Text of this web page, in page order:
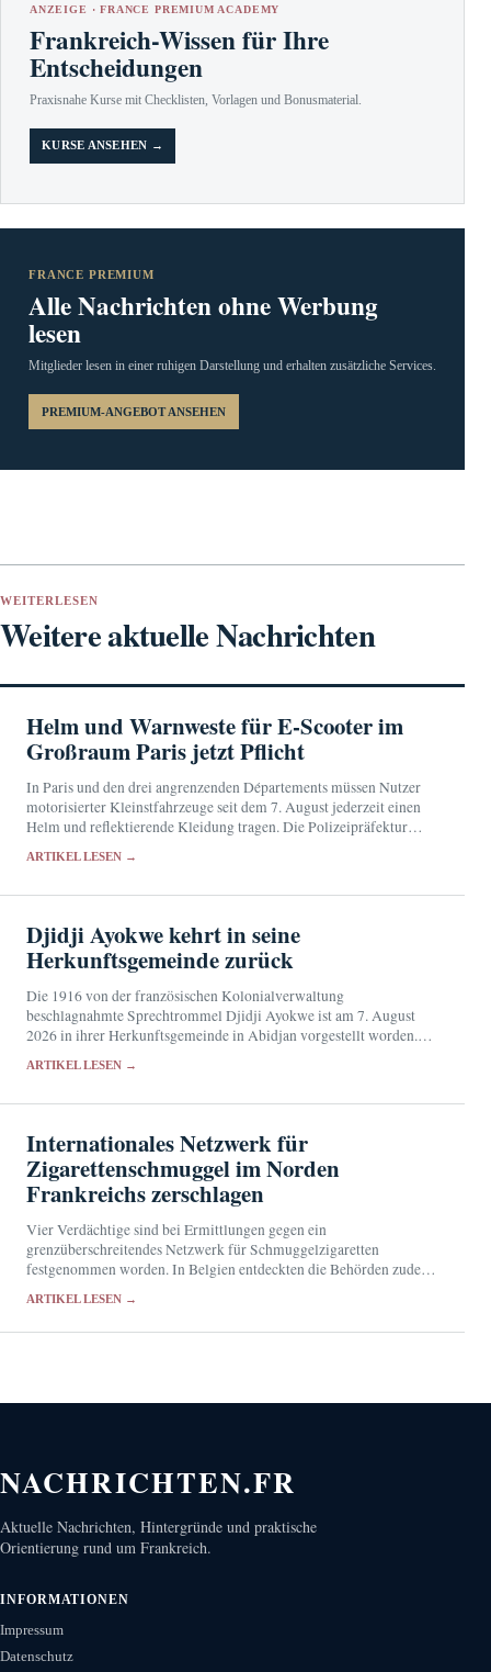
ANZEIGE · FRANCE PREMIUM ACADEMY
Frankreich-Wissen für Ihre
Entscheidungen
Praxisnahe Kurse mit Checklisten, Vorlagen und Bonusmaterial.
KURSE ANSEHEN →
FRANCE PREMIUM
Alle Nachrichten ohne Werbung
lesen
Mitglieder lesen in einer ruhigen Darstellung und erhalten zusätzliche Services.
PREMIUM-ANGEBOT ANSEHEN
WEITERLESEN
Weitere aktuelle Nachrichten
Helm und Warnweste für E-Scooter im
Großraum Paris jetzt Pflicht
In Paris und den drei angrenzenden Départements müssen Nutzer
motorisierter Kleinstfahrzeuge seit dem 7. August jederzeit einen
Helm und reflektierende Kleidung tragen. Die Polizeipräfektur
ARTIKEL LESEN →
Djidji Ayokwe kehrt in seine
Herkunftsgemeinde zurück
Die 1916 von der französischen Kolonialverwaltung
beschlagnahmte Sprechtrommel Djidji Ayokwe ist am 7. August
2026 in ihrer Herkunftsgemeinde in Abidjan vorgestellt worden.
d'Ivoire…
ARTIKEL LESEN →
Internationales Netzwerk für
Zigarettenschmuggel im Norden
Frankreichs zerschlagen
Vier Verdächtige sind bei Ermittlungen gegen ein
grenzüberschreitendes Netzwerk für Schmuggelzigaretten
festgenommen worden. In Belgien entdeckten die Behörden zudem
ARTIKEL LESEN →
NACHRICHTEN.FR
Aktuelle Nachrichten, Hintergründe und praktische
Orientierung rund um Frankreich.
INFORMATIONEN
Impressum
Datenschutz